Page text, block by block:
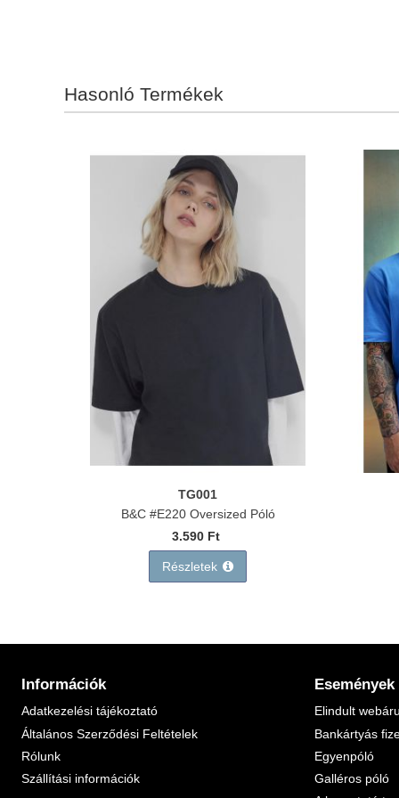
Hasonló Termékek
TG001
B&C #E220 Oversized Póló
3.590 Ft
Részletek
Információk
Adatkezelési tájékoztató
Általános Szerződési Feltételek
Rólunk
Szállítási információk
Események
Elindult
Bankártyás
Egyenpóló
Galléros póló